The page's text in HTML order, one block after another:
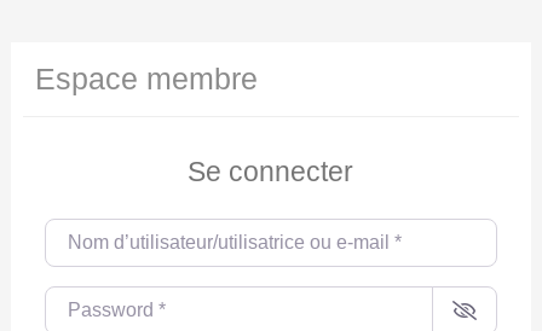
Espace membre
Se connecter
Nom d’utilisateur/utilisatrice ou e-mail
Password